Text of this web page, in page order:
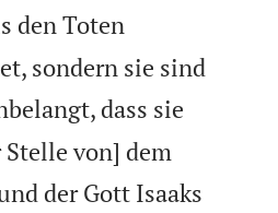
den Toten
sondern sie sind
dass sie
von] dem
der Gott Isaaks